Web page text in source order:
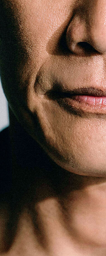
FOLLOW US
何かに縛られていた時間
ライフスタイルを豊かに彩
情報をさらに充実し、より
「AdvancedClub」会員組
「AdvancedClub」会員に
の一覧、プレミアムな会員
クルーシブアイテムの紹介
メールマガジンでお届け致
のタブロイドマガジンの
ご負担いただくことでお
みいただけます。
登録は無料です。
一緒に『AdvancedTime』を
会員